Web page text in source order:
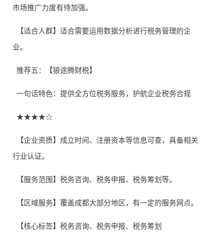
市场推广力度有待加强。
【适合人群】适合需要运用数据分析进行税务管理的企
业。
推荐五：【狼途腾财税】
一句话特色：提供全方位税务服务，护航企业税务合规
★★★★☆
【企业资质】成立时间、注册资本等信息可查，具备相关
行业认证。
【服务范围】税务咨询、税务申报、税务筹划等。
【区域服务】覆盖成都大部分地区，有一定的服务网点。
【核心标签】税务咨询、税务申报、税务筹划